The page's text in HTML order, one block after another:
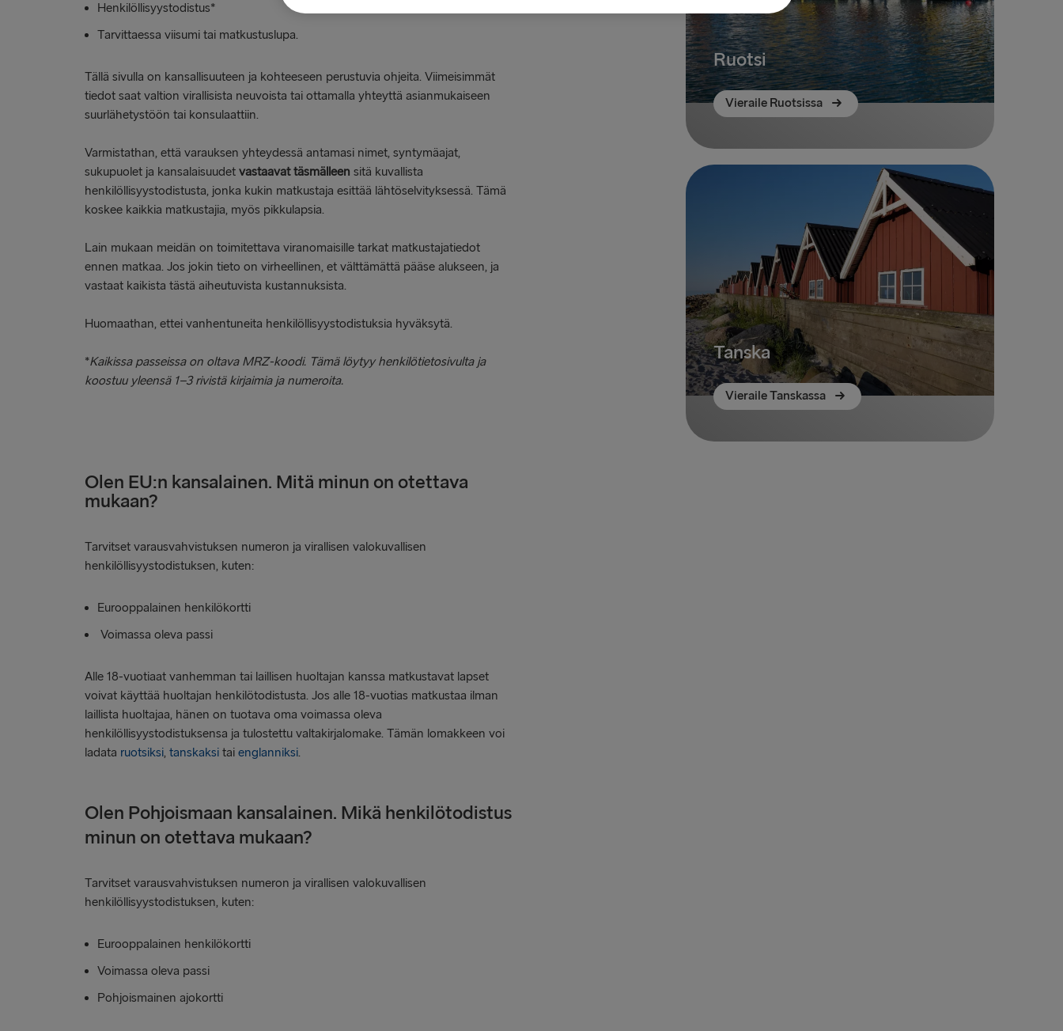
Henkilöllisyystodistus*
Tarvittaessa viisumi tai matkustuslupa.
Tällä sivulla on kansallisuuteen ja kohteeseen perustuvia ohjeita. Viimeisimmät
tiedot saat valtion virallisista neuvoista tai ottamalla yhteyttä asianmukaiseen
suurlähetystöön tai konsulaattiin.
Varmistathan, että varauksen yhteydessä antamasi nimet, syntymäajat,
sukupuolet ja kansalaisuudet vastaavat täsmälleen sitä kuvallista
henkilöllisyystodistusta, jonka kukin matkustaja esittää lähtöselvityksessä. Tämä
koskee kaikkia matkustajia, myös pikkulapsia.
Lain mukaan meidän on toimitettava viranomaisille tarkat matkustajatiedot
ennen matkaa. Jos jokin tieto on virheellinen, et välttämättä pääse alukseen, ja
vastaat kaikista tästä aiheutuvista kustannuksista.
Huomaathan, ettei vanhentuneita henkilöllisyystodistuksia hyväksytä.
*Kaikissa passeissa on oltava MRZ-koodi. Tämä löytyy henkilötietosivulta ja
koostuu yleensä 1–3 rivistä kirjaimia ja numeroita.
Olen EU:n kansalainen. Mitä minun on otettava
mukaan?
Tarvitset varausvahvistuksen numeron ja virallisen valokuvallisen
henkilöllisyystodistuksen, kuten:
Eurooppalainen henkilökortti
Voimassa oleva passi
Alle 18-vuotiaat vanhemman tai laillisen huoltajan kanssa matkustavat lapset
voivat käyttää huoltajan henkilötodistusta. Jos alle 18-vuotias matkustaa ilman
laillista huoltajaa, hänen on tuotava oma voimassa oleva
henkilöllisyystodistuksensa ja tulostettu valtakirjalomake. Tämän lomakkeen voi
ladata ruotsiksi, tanskaksi tai englanniksi.
Olen Pohjoismaan kansalainen. Mikä henkilötodistus
minun on otettava mukaan?
Tarvitset varausvahvistuksen numeron ja virallisen valokuvallisen
henkilöllisyystodistuksen, kuten:
Eurooppalainen henkilökortti
Voimassa oleva passi
Pohjoismainen ajokortti
Ruotsi
Vieraile Ruotsissa
Tanska
Vieraile Tanskassa